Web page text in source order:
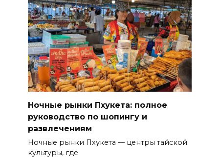
Ночные рынки Пхукета: полное
руководство по шопингу и
развлечениям
Ночные рынки Пхукета — центры тайской
культуры, где